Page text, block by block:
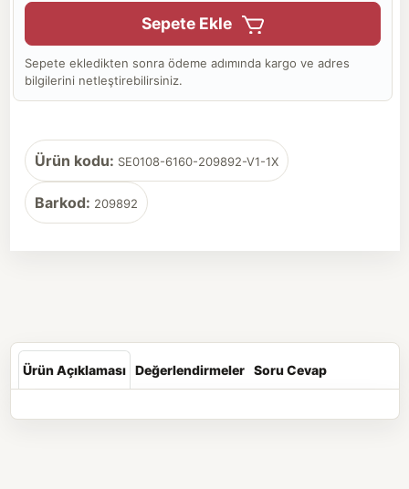
Sepete Ekle
Sepete ekledikten sonra ödeme adımında kargo ve adres
bilgilerini netleştirebilirsiniz.
Ürün kodu: SE0108-6160-209892-V1-1X
Barkod: 209892
Ürün Açıklaması Değerlendirmeler Soru Cevap